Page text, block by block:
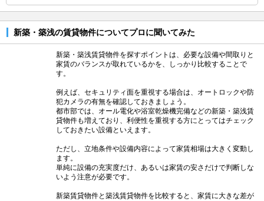
新築・築浅の賃貸物件についてプロに聞いてみた
新築・築浅賃貸物件を探すポイントは、必要な設備や間取りと
家賃のバランスが取れているかを、しっかり比較することで
す。
例えば、セキュリティ面を重視する場合は、オートロックや防
犯カメラの有無を確認しておきましょう。
都市部では、オール電化や浴室乾燥機完備などの新築・築浅賃
貸物件も増えており、利便性を重視する方にとってはチェック
しておきたい設備といえます。
ただし、立地条件や設備内容によって家賃相場は大きく変動し
ます。
単純に設備の充実度だけ、あるいは家賃の安さだけで判断しな
いよう注意が必要です。
新築賃貸物件と築浅賃貸物件を比較すると、家賃に大きな差が